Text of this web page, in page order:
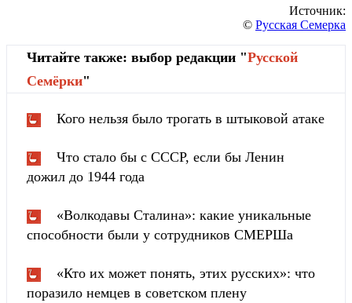
Источник:
© Русская Семерка
Читайте также: выбор редакции "Русской
Cемёрки"
Кого нельзя было трогать в штыковой атаке
Что стало бы с СССР, если бы Ленин
дожил до 1944 года
«Волкодавы Сталина»: какие уникальные
способности были у сотрудников СМЕРШа
«Кто их может понять, этих русских»: что
поразило немцев в советском плену